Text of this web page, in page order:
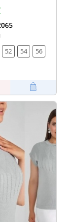
52 54
56